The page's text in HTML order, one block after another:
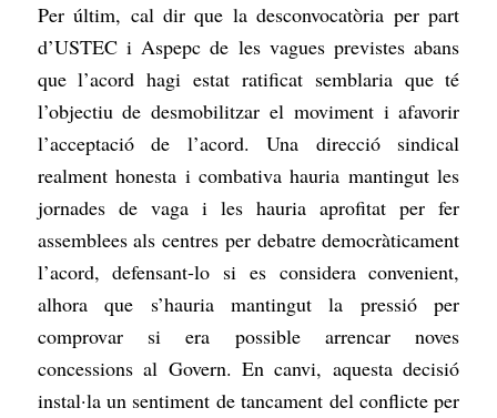
Per últim, cal dir que la desconvocatòria per part
d’USTEC i Aspepc de les vagues previstes abans
que l’acord hagi estat ratificat semblaria que té
l’objectiu de desmobilitzar el moviment i afavorir
l’acceptació de l’acord. Una direcció sindical
realment honesta i combativa hauria mantingut les
jornades de vaga i les hauria aprofitat per fer
assemblees als centres per debatre democràticament
l’acord, defensant-lo si es considera convenient,
alhora que s’hauria mantingut la pressió per
comprovar si era possible arrencar noves
concessions al Govern. En canvi, aquesta decisió
instal·la un sentiment de tancament del conflicte per